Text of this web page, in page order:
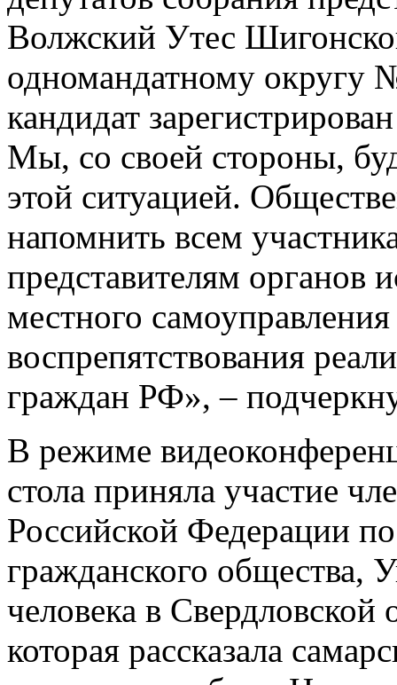
Волжский Утес
одномандатному округу
кандидат
Мы, со своей стороны,
этой ситуацией.
напомнить всем
представителям органов
местного
воспрепятствования
граждан РФ», –
В режиме
стола приняла участие
Российской Федерации
гражданского общества,
человека в Свердловской
которая рассказала